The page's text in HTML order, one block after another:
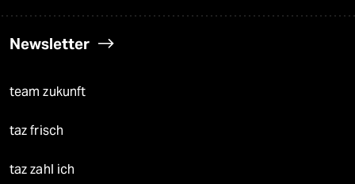
Newsletter
team zukunft
taz frisch
taz zahl ich